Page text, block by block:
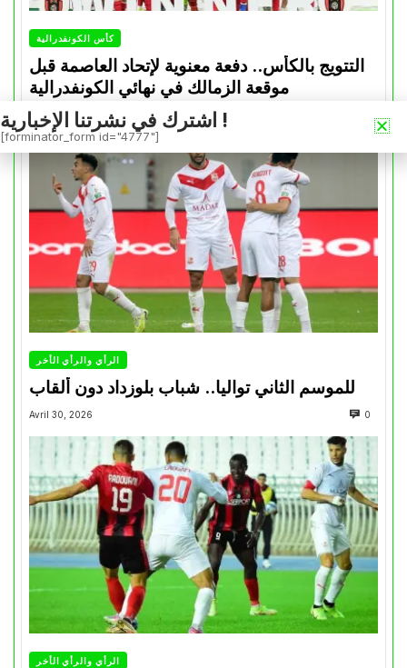
كأس الكونفدرالية
التتويج بالكأس.. دفعة معنوية لإتحاد العاصمة قبل
موقعة الزمالك في نهائي الكونفدرالية
Avril 30, 2026
الرأي والرأي الأخر
للموسم الثاني تواليا.. شباب بلوزداد دون ألقاب
Avril 30, 2026 0
الرأي والرأي الأخر
اشترك في نشرتنا الإخبارية !
[forminator_form id="4777"]